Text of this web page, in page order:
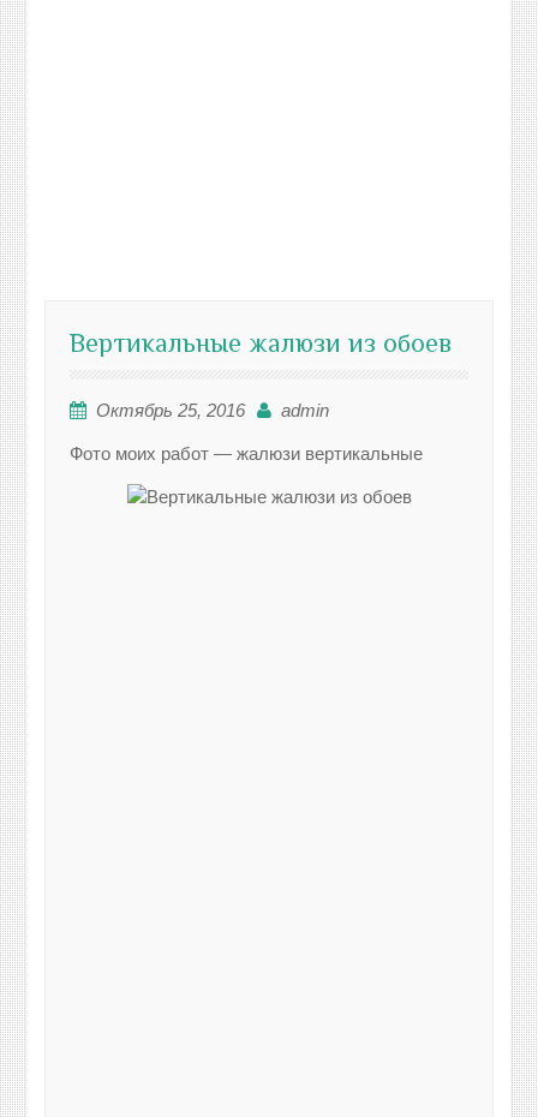
Вертикальные жалюзи из обоев
Октябрь 25, 2016 admin
Фото моих работ — жалюзи вертикальные